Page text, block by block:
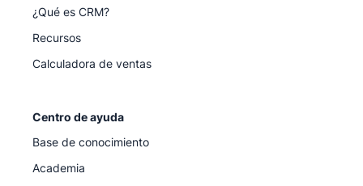
¿Qué es CRM?
Recursos
Calculadora de ventas
Centro de ayuda
Base de conocimiento
Academia